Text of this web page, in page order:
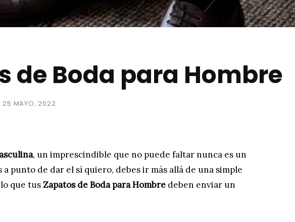
de Boda para Hombre
25 MAYO, 2022
, un imprescindible que no puede faltar nunca es un
a punto de dar el sí quiero, debes ir más allá de una simple
que tusZapatos de Boda para Hombre deben enviar un